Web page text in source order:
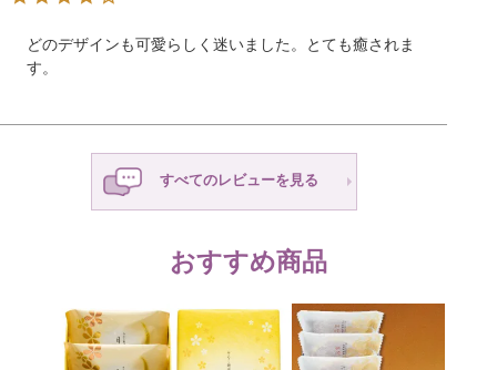
どのデザインも可愛らしく迷いました。とても癒されま
す。
すべてのレビューを見る
おすすめ商品